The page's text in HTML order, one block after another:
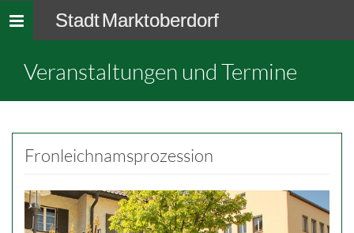
Toggle
navigation
Stadt Marktoberdorf
Veranstaltungen und Termine
Fronleichnamsprozession